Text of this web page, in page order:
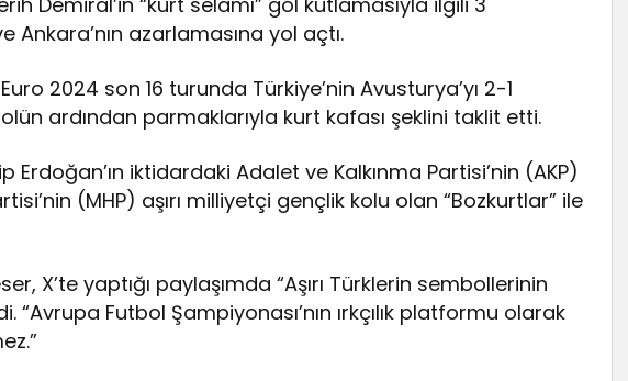
azarlamasına yol açtı.
2024 son 16 turunda Türkiye’nin Avusturya’yı 2-1
ardından parmaklarıyla kurt kafası şeklini taklit etti.
iktidardaki Adalet ve Kalkınma Partisi’nin (AKP)
(MHP) aşırı milliyetçi gençlik kolu olan “Bozkurtlar” ile
X’te yaptığı paylaşımda “Aşırı Türklerin sembollerinin
“Avrupa Futbol Şampiyonası’nın ırkçılık platformu olarak